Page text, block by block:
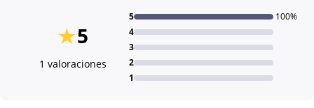
5
★
1 valoraciones
1
2
3
4
5 100%